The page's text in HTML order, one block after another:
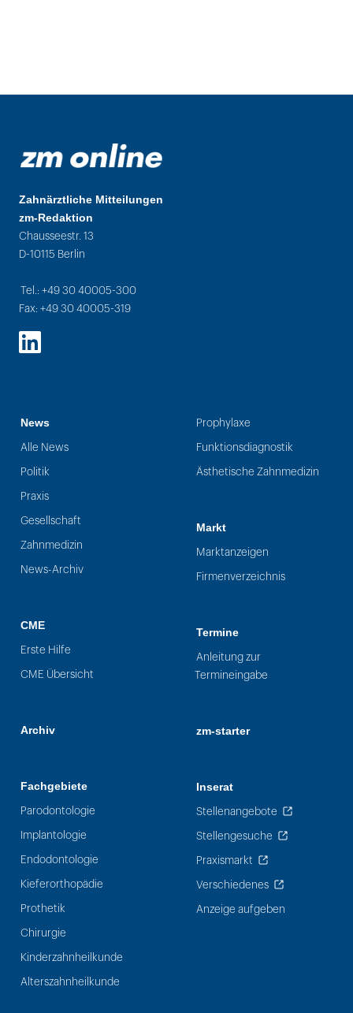
Zahnärztliche Mitteilungen
zm-Redaktion
Chausseestr. 13
D-10115 Berlin
Tel.: +49 30 40005-300
Fax: +49 30 40005-319
LinkedIn
News
Alle News
Politik
Praxis
Gesellschaft
Zahnmedizin
News-Archiv
CME
Erste Hilfe
CME Übersicht
Archiv
Fachgebiete
Parodontologie
Implantologie
Endodontologie
Kieferorthopädie
Prothetik
Chirurgie
Kinderzahnheilkunde
Alterszahnheilkunde
Prophylaxe
Funktionsdiagnostik
Ästhetische Zahnmedizin
Markt
Marktanzeigen
Firmenverzeichnis
Termine
Anleitung zur
Termineingabe
zm-starter
Inserat
Stellenangebote
Stellengesuche
Praxismarkt
Verschiedenes
Anzeige aufgeben